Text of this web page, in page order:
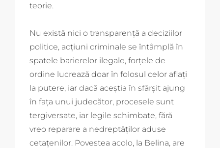
teorie.
Nu există nici o transparență a deciziilor
politice, acțiuni criminale se întâmplă în
spatele barierelor ilegale, forțele de
ordine lucrează doar în folosul celor aflați
la putere, iar dacă aceștia în sfârșit ajung
în fața unui judecător, procesele sunt
tergiversate, iar legile schimbate, fără
vreo reparare a nedreptăților aduse
cetațenilor. Povestea acolo, la Belina, are